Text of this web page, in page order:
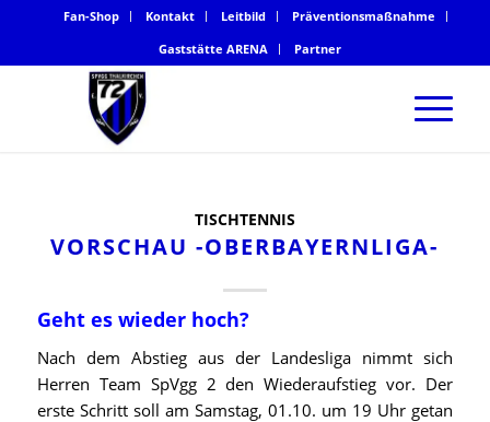
Fan-Shop Kontakt Leitbild
Präventionsmaßnahme
Gaststätte ARENA
Partner
TISCHTENNIS
VORSCHAU -OBERBAYERNLIGA-
Geht es wieder hoch?
Nach dem Abstieg aus der Landesliga nimmt sich
Herren Team SpVgg 2 den Wiederaufstieg vor. Der
erste Schritt soll am Samstag, 01.10. um 19 Uhr getan